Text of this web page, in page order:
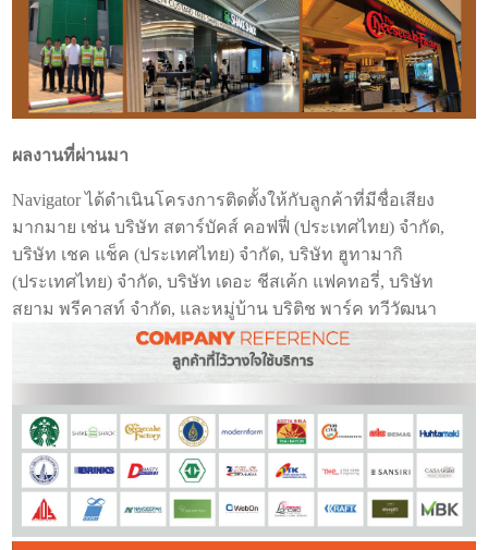
ผลงานที่ผ่านมา
Navigator ได้ดำเนินโครงการติดตั้งให้กับลูกค้าที่มีชื่อเสียง
มากมาย เช่น บริษัท สตาร์บัคส์ คอฟฟี่ (ประเทศไทย) จำกัด,
บริษัท เชค แช็ค (ประเทศไทย) จำกัด, บริษัท ฮูทามากิ
(ประเทศไทย) จำกัด, บริษัท เดอะ ชีสเค้ก แฟคทอรี่, บริษัท
สยาม พรีคาสท์ จำกัด, และหมู่บ้าน บริติช พาร์ค ทวีวัฒนา